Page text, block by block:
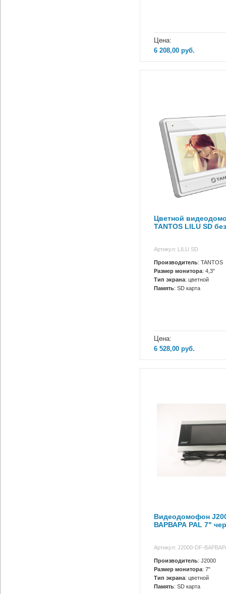
Цена:
6 208,00 руб.
Цветной
TANTOS LILU SD
Артикул: LILU SD
Производитель: TANTOS
Размер монитора: 4,3"
Тип экрана: цветной
Память: SD карта
Цена:
6 528,00 руб.
Видеодомофон
ВАРВАРА PAL 7"
Артикул: J2000-DF-
Производитель: J2000
Размер монитора: 7"
Тип экрана: цветной
Память: SD карта